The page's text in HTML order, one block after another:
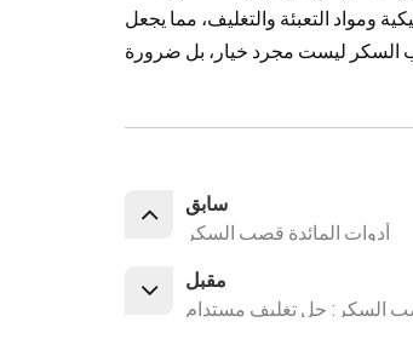
ومواد التعبئة والتغليف، مما يجعل
سابق
أدوات المائدة قصب السكر
مقبل
حل تغليف مستدام